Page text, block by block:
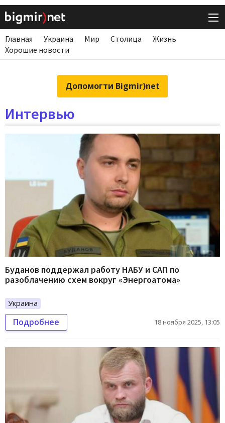
Главная Украина Мир Столица
Жизнь
Хорошие новости
Допомогти Bigmir)net
Интервью
Буданов поддержал работу НАБУ и САП по
разоблачению схем вокруг «Энергоатома»
Украина
Подробнее 18 ноября 2025, 13:05